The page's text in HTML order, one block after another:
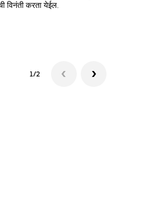
विनंती करता येईल.
1/2